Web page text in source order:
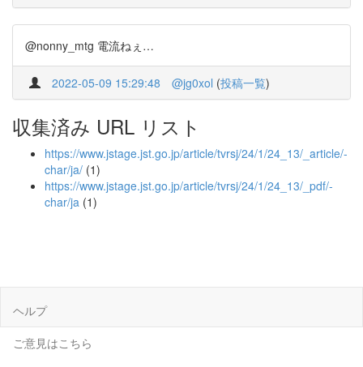
@nonny_mtg 電流ねぇ…
2022-05-09 15:29:48 @jg0xol (投稿一覧)
収集済み URL リスト
https://www.jstage.jst.go.jp/article/tvrsj/24/1/24_13/_article/-
char/ja/ (1)
https://www.jstage.jst.go.jp/article/tvrsj/24/1/24_13/_pdf/-
char/ja (1)
ヘルプ
ご意見はこちら